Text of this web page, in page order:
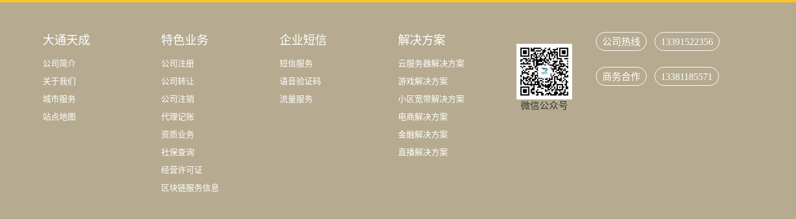
大通天成
公司简介
关于我们
城市服务
站点地图
特色业务
公司注册
公司转让
公司注销
代理记账
资质业务
社保查询
经营许可证
区块链服务信息
企业短信
短信服务
语音验证码
流量服务
解决方案
云服务器解决方案
游戏解决方案
小区宽带解决方案
电商解决方案
金融解决方案
直播解决方案
微信公众号
公司热线 13391522356
商务合作 13381185571